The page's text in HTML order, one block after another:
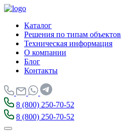
Каталог
Решения по типам объектов
Техническая информация
О компании
Блог
Контакты
8 (800) 250-70-52
8 (800) 250-70-52